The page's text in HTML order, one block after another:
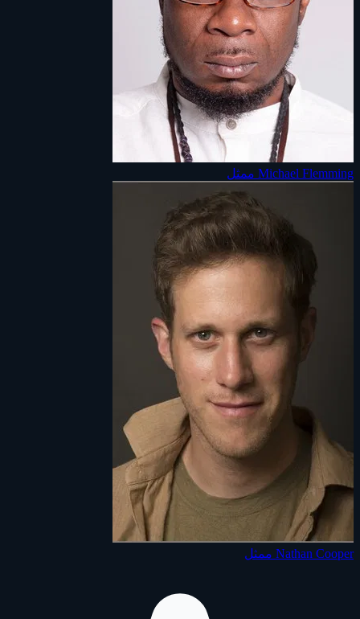
Michael Flemming ممثل
Nathan Cooper ممثل